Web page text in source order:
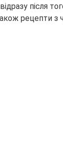
після
рецепти з